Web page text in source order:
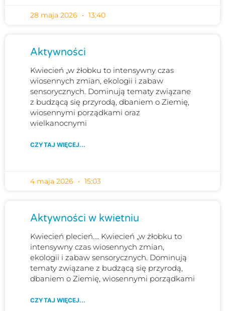
28 maja 2026 13:40
Aktywności
Kwiecień „w żłobku to intensywny czas
wiosennych zmian, ekologii i zabaw
sensorycznych. Dominują tematy związane
z budzącą się przyrodą, dbaniem o Ziemię,
wiosennymi porządkami oraz
wielkanocnymi
CZYTAJ WIĘCEJ...
4 maja 2026 15:03
Aktywności w kwietniu
Kwiecień plecień…. Kwiecień „w żłobku to
intensywny czas wiosennych zmian,
ekologii i zabaw sensorycznych. Dominują
tematy związane z budzącą się przyrodą,
dbaniem o Ziemię, wiosennymi porządkami
CZYTAJ WIĘCEJ...